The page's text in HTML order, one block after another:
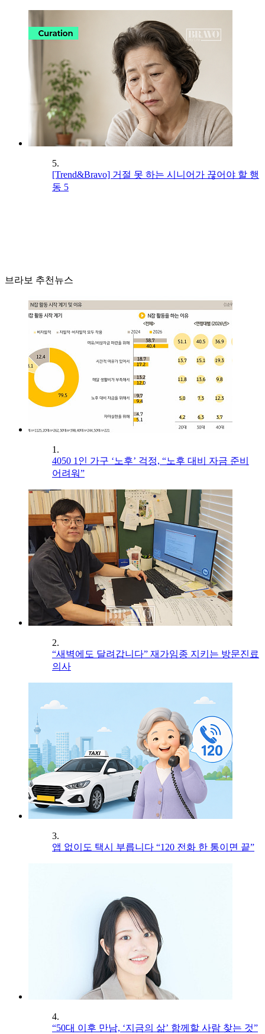
5.
[Trend&Bravo] 거절 못 하는 시니어가 끊어야 할 행
동 5
브라보 추천뉴스
1.
4050 1인 가구 ‘노후’ 걱정, “노후 대비 자금 준비
어려워”
2.
“새벽에도 달려갑니다” 재가임종 지키는 방문진료
의사
3.
앱 없이도 택시 부릅니다 “120 전화 한 통이면 끝”
4.
“50대 이후 만남, ‘지금의 삶’ 함께할 사람 찾는 것”